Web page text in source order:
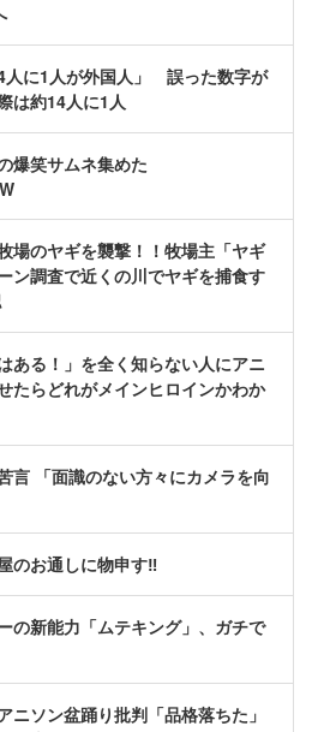
人に1人が外国人」 誤った数字が
は約14人に1人
爆笑サムネ集めた
場のヤギを襲撃！！牧場主「ヤギ
ン調査で近くの川でヤギを捕食す
ある！」を全く知らない人にアニ
たらどれがメインヒロインかわか
言 「面識のない方々にカメラを向
のお通しに物申す‼
の新能力「ムテキング」、ガチで
ニソン盆踊り批判「品格落ちた」